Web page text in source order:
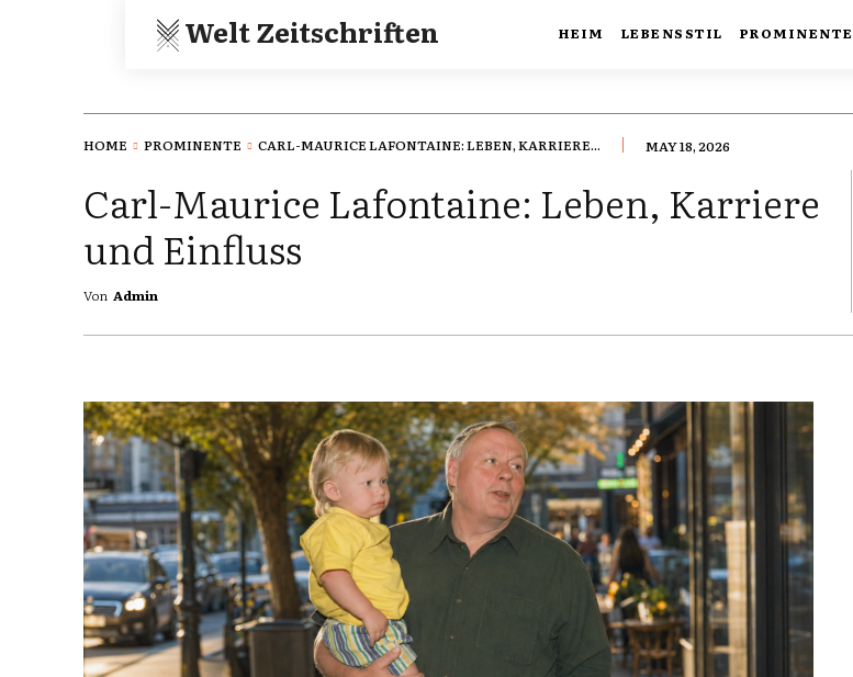
Welt Zeitschriften HEIM LEBENSSTIL PROMINENTE
HOME PROMINENTE CARL-MAURICE LAFONTAINE: LEBEN, KARRIERE... MAY 18, 2026
Carl-Maurice Lafontaine: Leben, Karriere
und Einfluss
Von Admin